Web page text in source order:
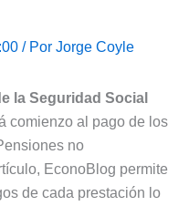
/ Por Jorge Coyle
la Seguridad Social
comienzo al pago de los
no
EconoBlog permite
de cada prestación lo